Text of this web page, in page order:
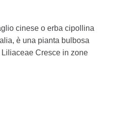
cinese o erba cipollina
è una pianta bulbosa
Cresce in zone